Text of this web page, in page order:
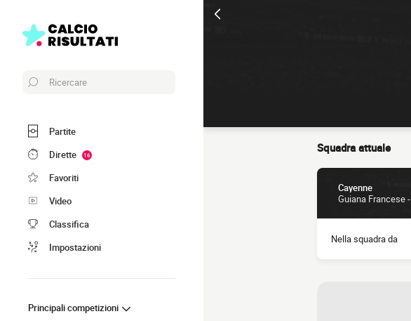
Ricercare
Partite
Dirette
16
Favoriti
Video
Classifica
Impostazioni
Principali competizioni
Squadra attuale
Cayenne
Guiana Francese -
Nella squadra da